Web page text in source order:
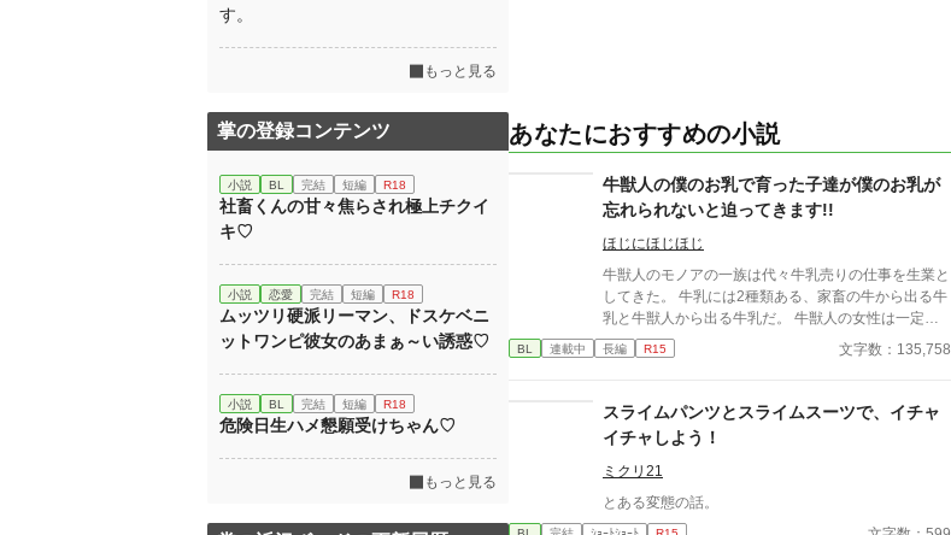
あなたにおすすめの小説
牛獣人の僕のお乳で育った子達が僕のお乳が
忘れられないと迫ってきます!!
ほじにほじほじ
牛獣人のモノアの一族は代々牛乳売りの仕事を生業と
してきた。 牛乳には2種類ある、家畜の牛から出る牛
乳と牛獣人から出る牛乳だ。 牛獣人の女性は一定の
年齢になると自らの意思てお乳を出すことが出来る。
そして、僕たち家族普段は家畜の牛の牛乳を売ってい
貴族様に高値で売っていた。 ある日僕たち一家を呼
んだお貴族様のご子息様がお乳を呑まないと相談を受
けたのが全ての始まりー 母や姉達の牛乳を詰めた哺
乳瓶を与えてみても、母や姉達のお乳を直接与えてみ
ても飲んでくれない赤子。 そんな時ふと赤子と目が
合うと僕を見て何かを訴えてくるー 「え？僕のお乳
BL 連載中 長編 R15 文字数：135,758
スライムパンツとスライムスーツで、イチャ
イチャしよう！
ミクリ21
とある変態の話。
す。
もっと見る
掌の登録コンテンツ
小説 BL 完結 短編 R18
社畜くんの甘々焦らされ極上チクイ
キ♡
小説 恋愛 完結 短編 R18
ムッツリ硬派リーマン、ドスケベニ
ットワンピ彼女のあまぁ～い誘惑♡
小説 BL 完結 短編 R18
危険日生ハメ懇願受けちゃん♡
もっと見る